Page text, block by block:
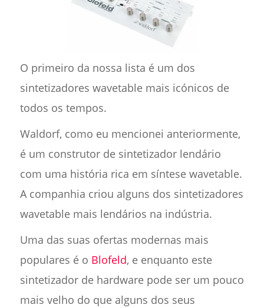
O primeiro da nossa lista é um dos
sintetizadores wavetable mais icónicos de
todos os tempos.
Waldorf, como eu mencionei anteriormente,
é um construtor de sintetizador lendário
com uma história rica em síntese wavetable.
A companhia criou alguns dos sintetizadores
wavetable mais lendários na indústria.
Uma das suas ofertas modernas mais
populares é o Blofeld, e enquanto este
sintetizador de hardware pode ser um pouco
mais velho do que alguns dos seus